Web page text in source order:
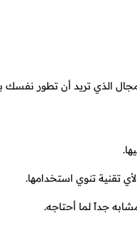
الذي تريد أن تطور نفسك
جداً لما أحتاجه.